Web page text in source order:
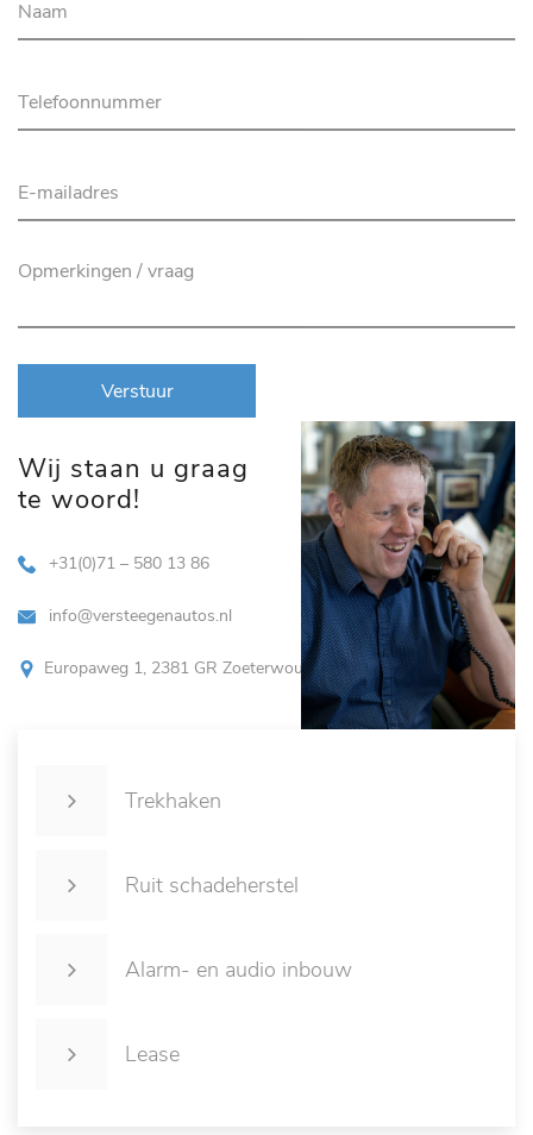
Verstuur
Wij staan u graag
te woord!
+31(0)71 – 580 13 86
info@versteegenautos.nl
Europaweg 1, 2381 GR Zoeterwoude
Trekhaken
Ruit schadeherstel
Alarm- en audio inbouw
Lease